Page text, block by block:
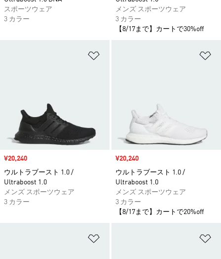
スポーツウェア
3 カラー
メンズ スポーツウェア
3 カラー
【8/17まで】カートで30%off
セール価格
¥20,240
ウルトラブースト 1.0 /
Ultraboost 1.0
メンズ スポーツウェア
3 カラー
セール価格
¥20,240
ウルトラブースト 1.0 /
Ultraboost 1.0
メンズ スポーツウェア
3 カラー
【8/17まで】カートで20%off